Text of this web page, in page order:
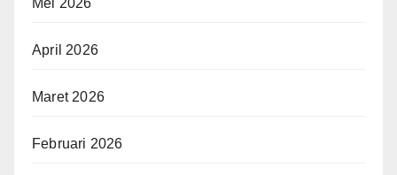
Mei 2026
April 2026
Maret 2026
Februari 2026